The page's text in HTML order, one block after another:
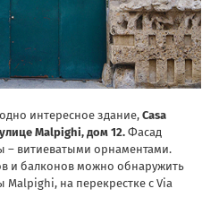
интересное здание, Casa
Malpighi, дом 12. Фасад
– витиеватыми орнаментами.
и балконов можно обнаружить
на перекрестке с Via